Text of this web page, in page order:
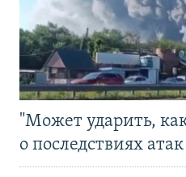
"Может ударить,
о последствиях